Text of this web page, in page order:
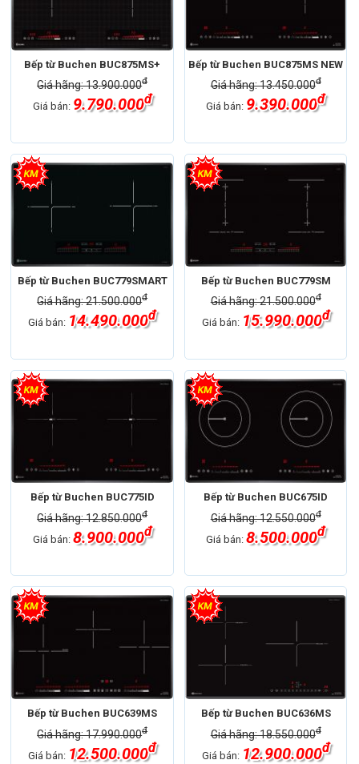
Bếp từ Buchen BUC875MS+
Giá hãng: 13.900.000đ
Giá bán: 9.790.000đ
Bếp từ Buchen BUC875MS NEW
Giá hãng: 13.450.000đ
Giá bán: 9.390.000đ
Bếp từ Buchen BUC779SMART
Giá hãng: 21.500.000đ
Giá bán: 14.490.000đ
Bếp từ Buchen BUC779SM
Giá hãng: 21.500.000đ
Giá bán: 15.990.000đ
Bếp từ Buchen BUC775ID
Giá hãng: 12.850.000đ
Giá bán: 8.900.000đ
Bếp từ Buchen BUC675ID
Giá hãng: 12.550.000đ
Giá bán:8.500.000đ
Bếp từ Buchen BUC639MS
Giá hãng: 17.990.000đ
Giá bán: 12.500.000đ
Bếp từ Buchen BUC636MS
Giá hãng: 18.550.000đ
Giá bán: 12.900.000đ